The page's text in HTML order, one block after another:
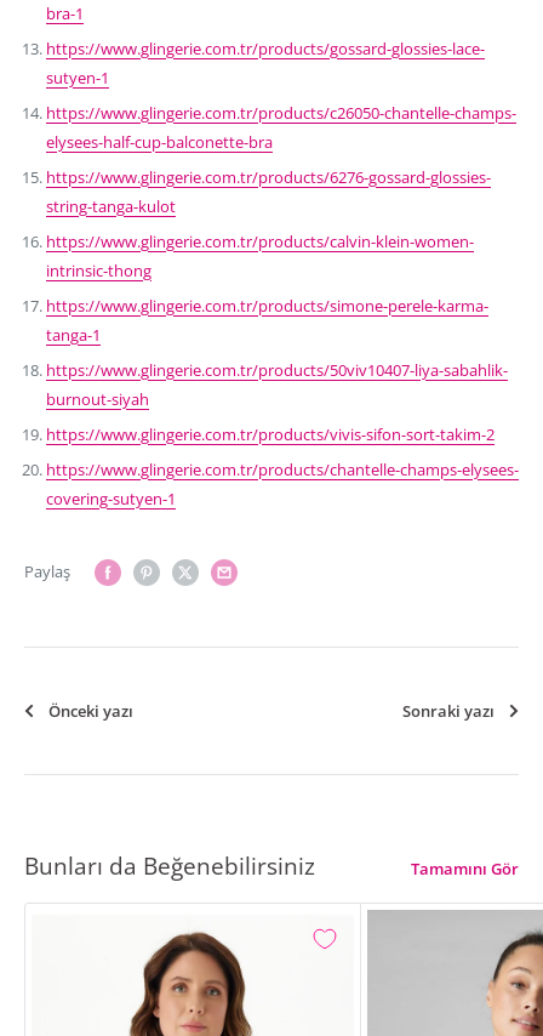
bra-1
https://www.glingerie.com.tr/products/gossard-glossies-lace-
sutyen-1
https://www.glingerie.com.tr/products/c26050-chantelle-champs-
elysees-half-cup-balconette-bra
https://www.glingerie.com.tr/products/6276-gossard-glossies-
string-tanga-kulot
https://www.glingerie.com.tr/products/calvin-klein-women-
intrinsic-thong
https://www.glingerie.com.tr/products/simone-perele-karma-
tanga-1
https://www.glingerie.com.tr/products/50viv10407-liya-sabahlik-
burnout-siyah
https://www.glingerie.com.tr/products/vivis-sifon-sort-takim-2
https://www.glingerie.com.tr/products/chantelle-champs-elysees-
covering-sutyen-1
Paylaş
Önceki yazı Sonraki yazı
Bunları da Beğenebilirsiniz Tamamını Gör